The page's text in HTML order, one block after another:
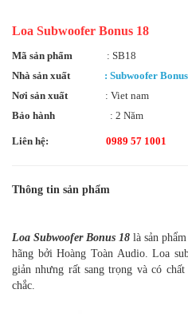
Loa Subwoofer Bonus 18
Mã sản phẩm
: SB18
Nhà sản xuất
: Subwoofer Bonus
Nơi sản xuất
: Viet nam
Bảo hành
: 2 Năm
Liên hệ: 0989 57 1001
Thông tin sản phẩm
Loa Subwoofer Bonus 18 là sản
hãng bởi Hoàng Toàn Audio. Loa
giản nhưng rất sang trọng và có
chắc.